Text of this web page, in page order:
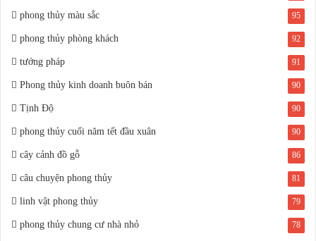
phong thủy màu sắc 95
phong thủy phòng khách 92
tướng pháp 91
Phong thủy kinh doanh buôn bán 90
Tịnh Độ 90
phong thủy cuối năm tết đầu xuân 90
cây cảnh đồ gỗ 86
câu chuyện phong thủy 81
linh vật phong thủy 79
phong thủy chung cư nhà nhỏ 78